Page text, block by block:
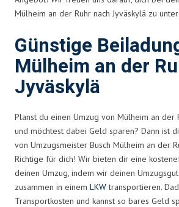
Mülheim an der Ruhr nach Jyväskylä zu
Günstige
Mülheim an der
Jyväskylä
Planst du einen Umzug von Mülheim an der
und möchtest dabei Geld sparen? Dann ist
von Umzugsmeister Busch Mülheim an der
Richtige für dich! Wir bieten dir eine
deinen Umzug, indem wir deinen
zusammen in einem LKWtransportieren.
Transportkosten und kannst so bares Geld